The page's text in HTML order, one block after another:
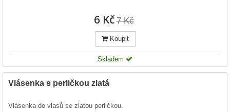
6 Kč 7 Kč
Koupit
Skladem
Vlásenka s perličkou zlatá
Vlásenka do vlasů se zlatou perličkou.